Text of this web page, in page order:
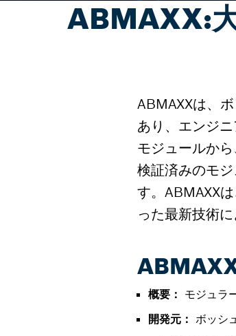
ABMAXX:
ABMAXXは、
あり、エンジ
モジュールか
検証済みのモ
す。ABMAXX
った最新技術
概要： モジュラ
開発元： ボッシ